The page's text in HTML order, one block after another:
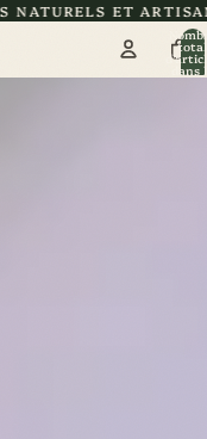
CERTIFIÉE
total
dans